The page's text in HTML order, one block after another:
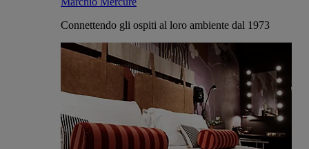
Connettendo gli ospiti al loro ambiente dal 1973